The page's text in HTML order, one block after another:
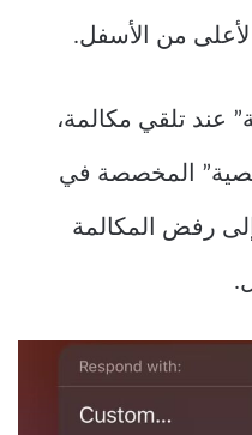
من الأسفل.
عند تلقي مكالمة،
المخصصة في
إلى رفض المكالمة